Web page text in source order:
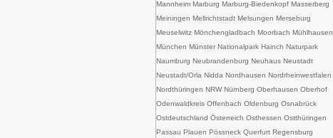
Mannheim Marburg Marburg-Biedenkopf Masserberg
Meiningen Mellrichtstadt Melsungen Merseburg
Meuselwitz Mönchengladbach Moorbach Mühlhausen
München Münster Nationalpark Hainch Naturpark
Naumburg Neubrandenburg Neuhaus Neustadt
Neustadt/Orla Nidda Nordhausen Nordrheinwestfalen
Nordthüringen NRW Nürnberg Oberhausen Oberhof
Odenwaldkreis Offenbach Oldenburg Osnabrück
Ostdeutschland Österreich Osthessen Ostthüringen
Passau Plauen Pössneck Querfurt Regensburg